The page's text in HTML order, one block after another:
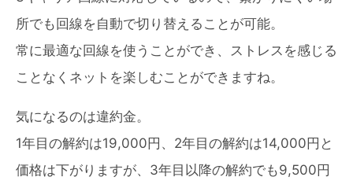
所でも回線を自動で切り替えることが可能。
常に最適な回線を使うことができ、ストレスを感じる
ことなくネットを楽しむことができますね。
気になるのは違約金。
1年目の解約は19,000円、2年目の解約は14,000円と
価格は下がりますが、3年目以降の解約でも9,500円